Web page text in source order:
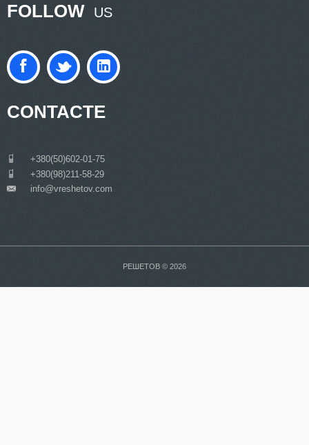
FOLLOW US
CONTACTE
+380(50)602-01-75
+380(98)211-58-29
info@vreshetov.com
РЕШЕТОВ © 2026